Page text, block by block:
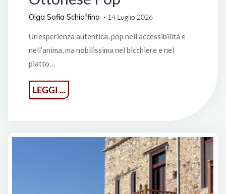
Olga Sofia Schiaffino 14 Luglio 2026
Un’esperienza autentica, pop nell’accessibilità e
nell’anima, ma nobilissima nel bicchiere e nel
piatto…
LEGGI ...
Pop"